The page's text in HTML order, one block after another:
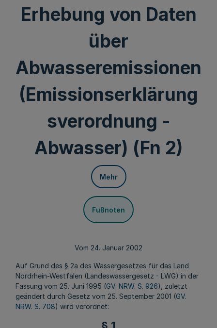
Erhebung von Daten
über
Abwasseremissionen
(Emissionserklärung
sverordnung -
Abwasser) (Fn 2)
Mehr
Fußnoten
Vom 24. Januar 2002
Auf Grund des § 2a des Wassergesetzes für das Land
Nordrhein-Westfalen (Landeswassergesetz - LWG) in der
Fassung vom 25. Juni 1995 (GV. NRW. S. 926), zuletzt
geändert durch Gesetz vom 25. September 2001 (GV.
NRW. S. 708) wird verordnet: